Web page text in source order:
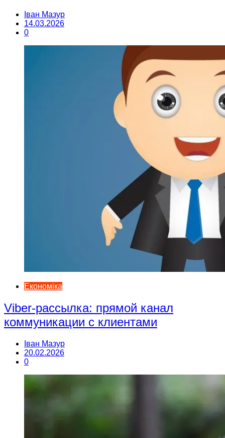
Іван Мазур
14.03.2026
0
Економіка
Viber-рассылка: прямой канал
коммуникации с клиентами
Іван Мазур
20.02.2026
0